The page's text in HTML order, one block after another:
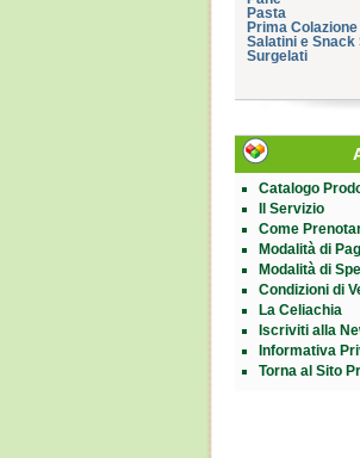
Pasta
Prima Colazione
Salatini e Snack
Surgelati
Catalogo
Il Servizio
Come
Modalità di
Modalità di
Condizioni di
La Celiachia
Iscriviti alla
Informativa
Torna al Sito